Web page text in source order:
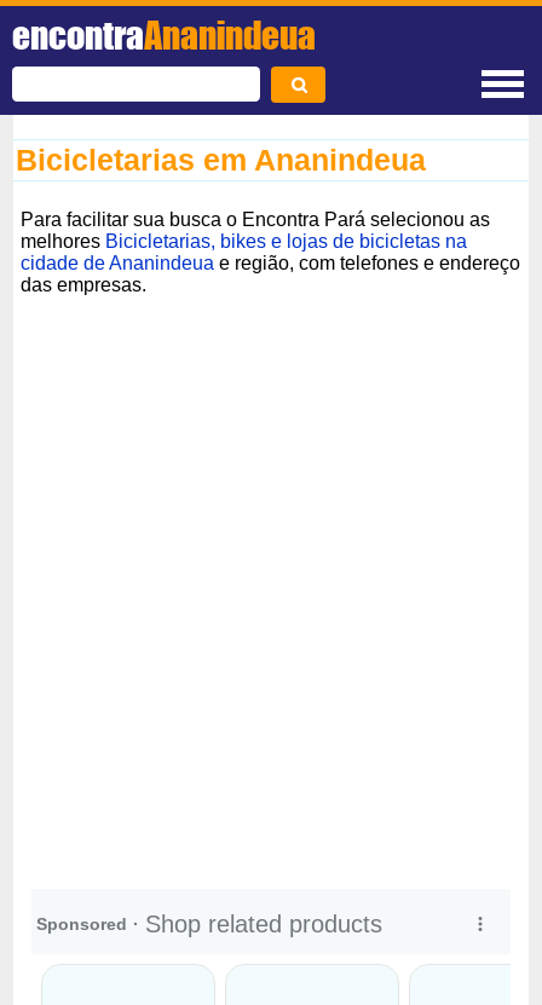
encontraAnanindeua
Bicicletarias em Ananindeua
Para facilitar sua busca o Encontra Pará selecionou as
melhores Bicicletarias, bikes e lojas de bicicletas na
cidade de Ananindeua e região, com telefones e endereço
das empresas.